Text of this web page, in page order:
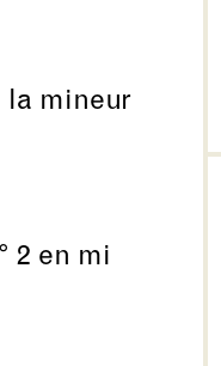
la mineur
2 en mi